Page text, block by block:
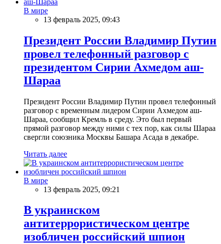
В мире
13 февраль 2025, 09:43
Президент России Владимир Путин
провел телефонный разговор с
президентом Сирии Ахмедом аш-
Шараа
Президент России Владимир Путин провел телефонный
разговор с временным лидером Сирии Ахмедом аш-
Шараа, сообщил Кремль в среду. Это был первый
прямой разговор между ними с тех пор, как силы Шараа
свергли союзника Москвы Башара Асада в декабре.
Читать далее
В мире
13 февраль 2025, 09:21
В украинском
антитеррористическом центре
изобличен российский шпион